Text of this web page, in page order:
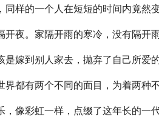
样的一个人在短短的时间内竟然
夜。家隔开雨的寒冷，没有隔开
嫁到别人家去，抛弃了自己所爱
都有两个不同的面目，为着两种
像彩虹一样，点缀了这年长的一